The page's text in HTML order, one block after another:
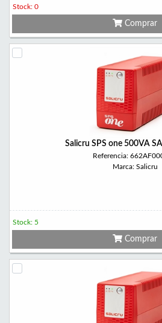
Stock: 0
Comprar
Salicru SPS one 500VA
Referencia:
Marca: Salicru
Stock: 5
Comprar